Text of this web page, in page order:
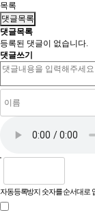
목록
댓글목록
댓글목록
등록된 댓글이 없습니다.
댓글쓰기
자동등록방지 숫자를 순서대로